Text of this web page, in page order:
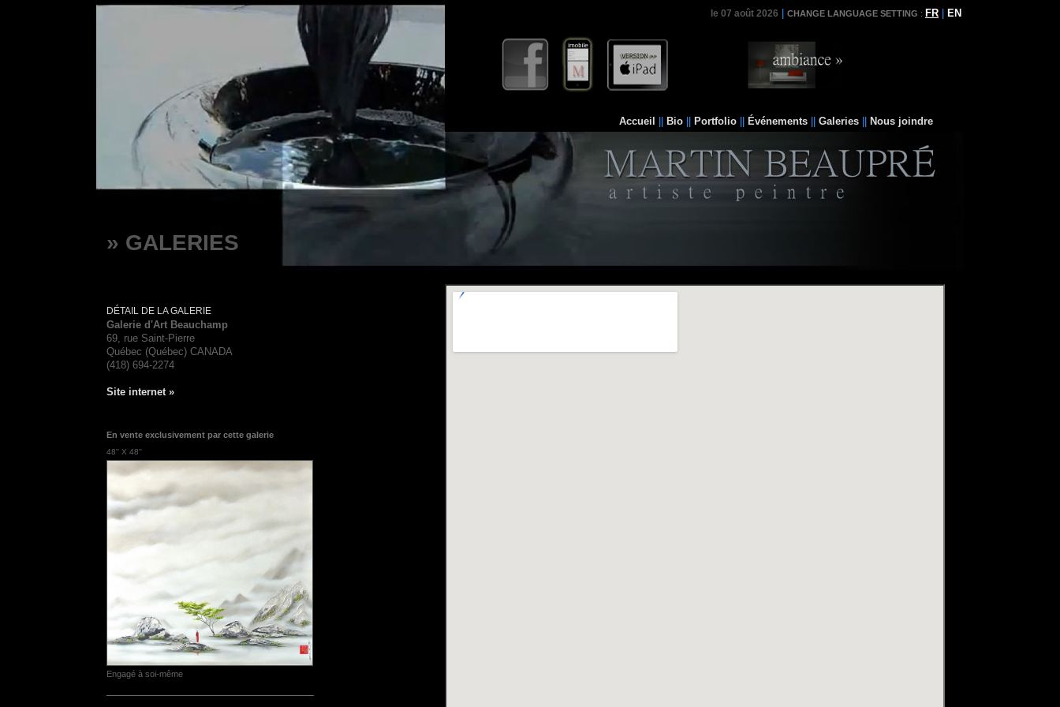
le 07 août 2026 CHANGE LANGUAGE SETTING : FR EN
Accueil Bio Portfolio Événements Galeries Nous joindre
» GALERIES
DÉTAIL DE LA GALERIE
Galerie d'Art Beauchamp
69, rue Saint-Pierre
Québec (Québec) CANADA
(418) 694-2274
Site internet »
En vente exclusivement par cette galerie
48'' X 48''
Engagé à soi-même